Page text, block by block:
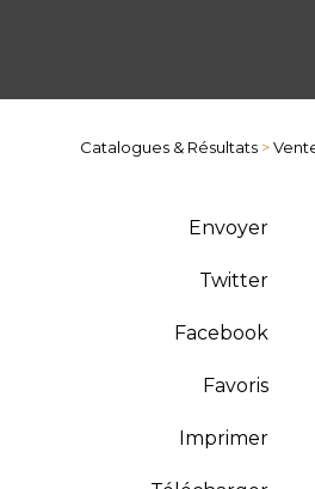
Catalogues & Résultats >
Envoyer
Twitter
Facebook
Favoris
Imprimer